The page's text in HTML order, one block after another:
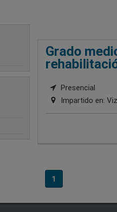
Grado
Presencial
Impartido en:
1